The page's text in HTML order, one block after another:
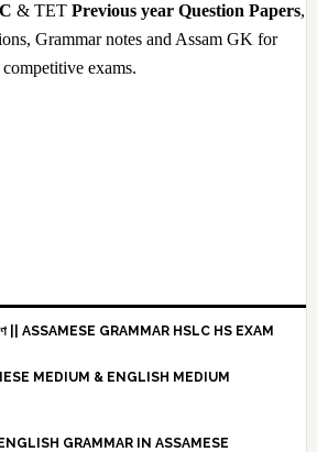
& TETPrevious year Question Papers,
Grammar notes and Assam GK for
competitive exams.
|| ASSAMESE GRAMMAR HSLC HS EXAM
MEDIUM & ENGLISH MEDIUM
GRAMMAR IN ASSAMESE